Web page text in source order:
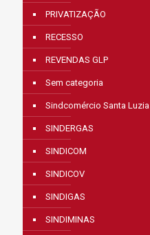
PRIVATIZAÇÃO
RECESSO
REVENDAS GLP
Sem categoria
Sindcomércio Santa Luzia
SINDERGAS
SINDICOM
SINDICOV
SINDIGAS
SINDIMINAS